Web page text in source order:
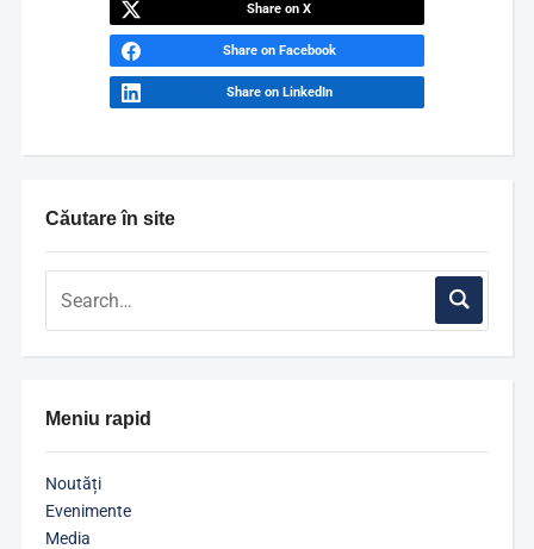
Căutare în site
Meniu rapid
Noutăți
Evenimente
Media
Share on X
Share on Facebook
Share on LinkedIn